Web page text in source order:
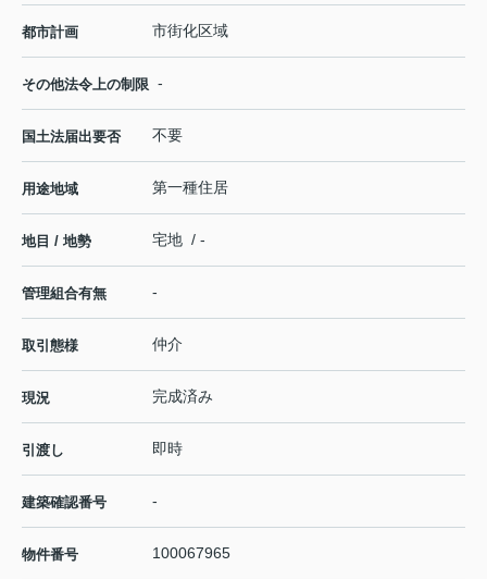
都市計画 市街化区域
その他法令上の制限 -
国土法届出要否 不要
用途地域 第一種住居
地目 / 地勢 宅地 / -
管理組合有無 -
取引態様 仲介
現況 完成済み
引渡し 即時
建築確認番号 -
物件番号 100067965